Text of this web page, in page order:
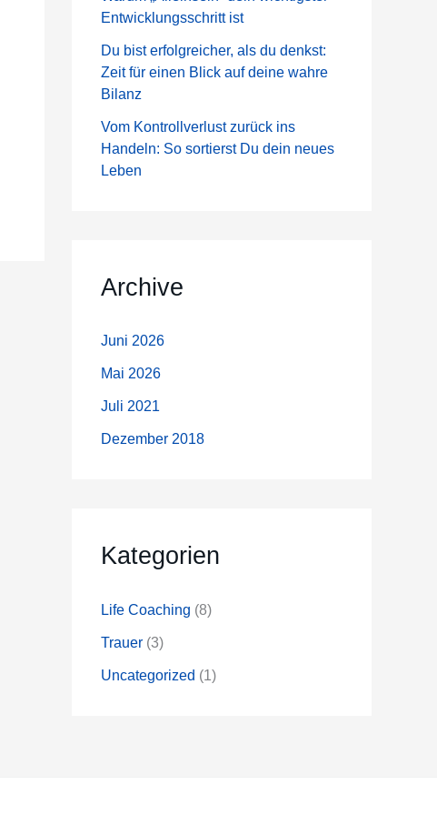
h
:
Entwicklungsschritt ist
Du bist erfolgreicher, als du denkst:
Zeit für einen Blick auf deine wahre
Bilanz
Vom Kontrollverlust zurück ins
Handeln: So sortierst Du dein neues
Leben
Archive
Juni 2026
Mai 2026
Juli 2021
Dezember 2018
Kategorien
Life Coaching (8)
Trauer (3)
Uncategorized (1)